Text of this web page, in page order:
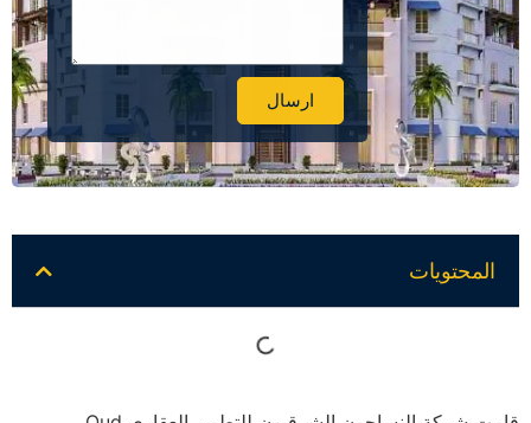
ارسال
Alternative:
المحتويات